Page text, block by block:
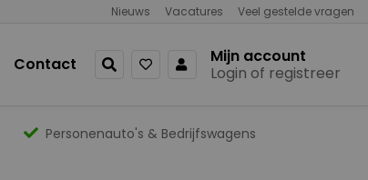
Nieuws Vacatures Veel gestelde vragen
Contact
Mijn account
Login of registreer
Personenauto's & Bedrijfswagens